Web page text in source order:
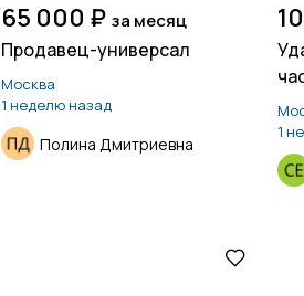
65 000 ₽ за месяц
Продавец-универсал
Москва
1 неделю назад
Полина Дмитриевна
1